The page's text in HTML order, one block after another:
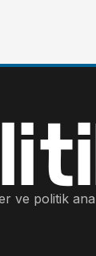
ve politik